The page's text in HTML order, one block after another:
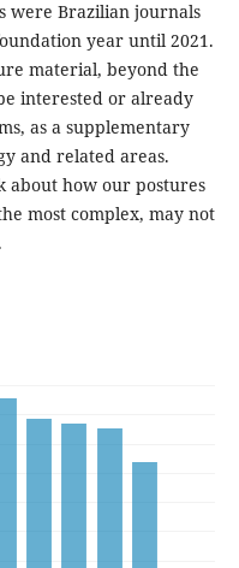
were Brazilian journals
year until 2021.
material, beyond the
interested or already
as a supplementary
and related areas.
about how our postures
most complex, may not